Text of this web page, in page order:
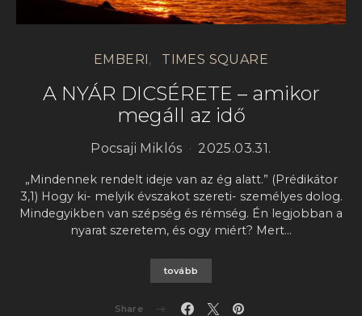
EMBERI TIMES SQUARE
A NYÁR DICSÉRETE – amikor
megáll az idő
Pocsaji Miklós 2025.03.31.
„Mindennek rendelt ideje van az ég alatt.” (Prédikátor
3,1) Hogy ki- melyik évszakot szereti- személyes dolog.
Mindegyikben van szépség és rémség. Én legjobban a
nyarat szeretem, és ogy miért? Mert…
tovább
Share